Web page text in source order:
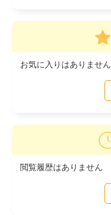
お気に入りはありません
閲覧履歴はありません